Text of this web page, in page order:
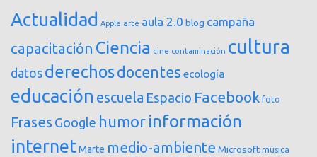
Actualidad Apple arte aula 2.0 blog campaña
capacitación Ciencia cine contaminación cultura
datos derechosdocentes ecología
educación escuela Espacio Facebook foto
Frases Google humor información
internetMarte medio-ambiente Microsoft música